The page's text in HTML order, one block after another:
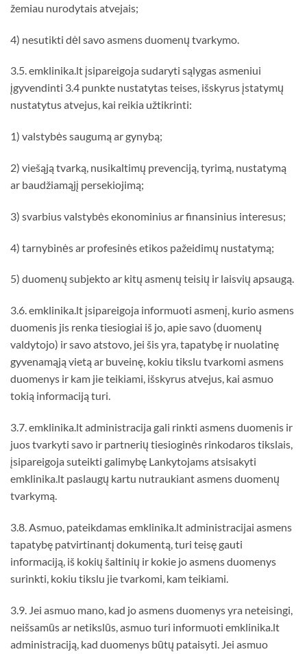
žemiau nurodytais atvejais;
4) nesutikti dėl savo asmens duomenų tvarkymo.
3.5. emklinika.lt įsipareigoja sudaryti sąlygas asmeniui
įgyvendinti 3.4 punkte nustatytas teises, išskyrus įstatymų
nustatytus atvejus, kai reikia užtikrinti:
1) valstybės saugumą ar gynybą;
2) viešąją tvarką, nusikaltimų prevenciją, tyrimą, nustatymą
ar baudžiamąjį persekiojimą;
3) svarbius valstybės ekonominius ar finansinius interesus;
4) tarnybinės ar profesinės etikos pažeidimų nustatymą;
5) duomenų subjekto ar kitų asmenų teisių ir laisvių apsaugą.
3.6. emklinika.lt įsipareigoja informuoti asmenį, kurio asmens
duomenis jis renka tiesiogiai iš jo, apie savo (duomenų
valdytojo) ir savo atstovo, jei šis yra, tapatybę ir nuolatinę
gyvenamąją vietą ar buveinę, kokiu tikslu tvarkomi asmens
duomenys ir kam jie teikiami, išskyrus atvejus, kai asmuo
tokią informaciją turi.
3.7. emklinika.lt administracija gali rinkti asmens duomenis ir
juos tvarkyti savo ir partnerių tiesioginės rinkodaros tikslais,
įsipareigoja suteikti galimybę Lankytojams atsisakyti
emklinika.lt paslaugų kartu nutraukiant asmens duomenų
tvarkymą.
3.8. Asmuo, pateikdamas emklinika.lt administracijai asmens
tapatybę patvirtinantį dokumentą, turi teisę gauti
informaciją, iš kokių šaltinių ir kokie jo asmens duomenys
surinkti, kokiu tikslu jie tvarkomi, kam teikiami.
3.9. Jei asmuo mano, kad jo asmens duomenys yra neteisingi,
neišsamūs ar netikslūs, asmuo turi informuoti emklinika.lt
administraciją, kad duomenys būtų pataisyti. Jei asmuo